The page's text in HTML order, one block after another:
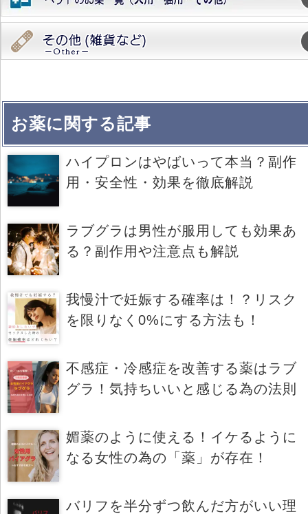
お薬に関する記事
ハイプロンはやばいって本当？副作
用・安全性・効果を徹底解説
ラブグラは男性が服用しても効果あ
る？副作用や注意点も解説
我慢汁で妊娠する確率は！？リスク
を限りなく0%にする方法も！
不感症・冷感症を改善する薬はラブ
グラ！気持ちいいと感じる為の法則
媚薬のように使える！イケるように
なる女性の為の「薬」が存在！
バリフを半分ずつ飲んだ方がいい理